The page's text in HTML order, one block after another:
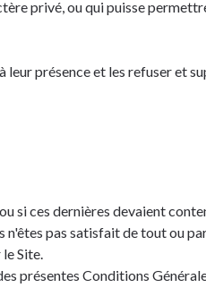
privé, ou qui puisse
présence et les refuser et
si ces dernières devaient
pas satisfait de tout ou
Site.
présentes Conditions